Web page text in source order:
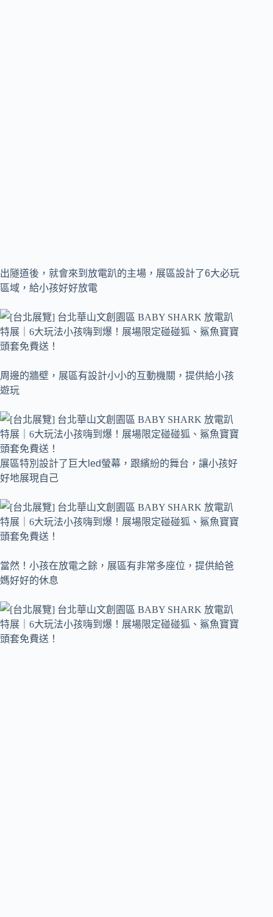
出隧道後，就會來到放電趴的主場，展區設計了6大必玩
區域，給小孩好好放電
周邊的牆壁，展區有設計小小的互動機關，提供給小孩
遊玩
展區特別設計了巨大led螢幕，跟繽紛的舞台，讓小孩好
好地展現自己
當然！小孩在放電之餘，展區有非常多座位，提供給爸
媽好好的休息